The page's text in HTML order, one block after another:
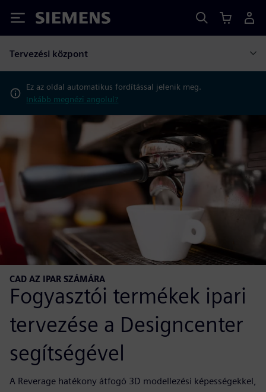
Siemens
Tervezési központ
Ez az oldal automatikus fordítással jelenik meg.
Inkább megnézi angolul?
CAD AZ IPAR SZÁMÁRA
Fogyasztói termékek ipari
tervezése a Designcenter
segítségével
A Reverage hatékony átfogó 3D modellezési képességekkel,